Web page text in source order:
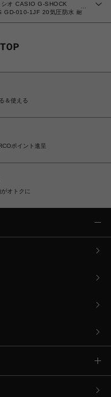
シオ CASIO G-SHOCK
GD-010-1JF 20気圧防水 耐
＆使える
ポイント進呈
オトクに